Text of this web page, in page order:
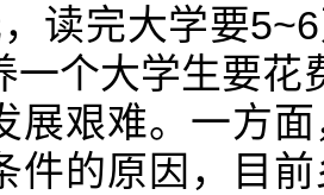
读完大学要
一个大学生要花
展艰难。一方
件的原因，目